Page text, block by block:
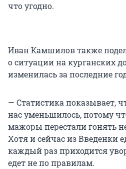
что угодно.
Иван Камшилов также
о ситуации на курганских
изменилась за последние
— Статистика показывает,
нас уменьшилось, потому
мажоры перестали гонять
Хотя и сейчас из Введенки
каждый раз приходится
едет не по правилам.